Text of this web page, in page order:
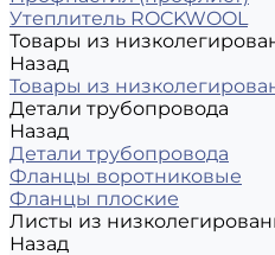
Утеплитель ROCKWOOL
Товары из
Назад
Товары из
Детали трубопровода
Назад
Детали трубопровода
Фланцы воротниковые
Фланцы плоские
Листы из
Назад